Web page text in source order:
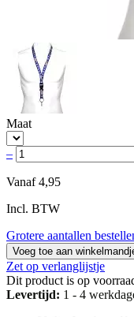
Maat
–
Vanaf 4,95
Incl. BTW
Grotere aantallen
Voeg toe aan
Zet op verlanglijstje
Dit product is op
Levertijd: 1 - 4